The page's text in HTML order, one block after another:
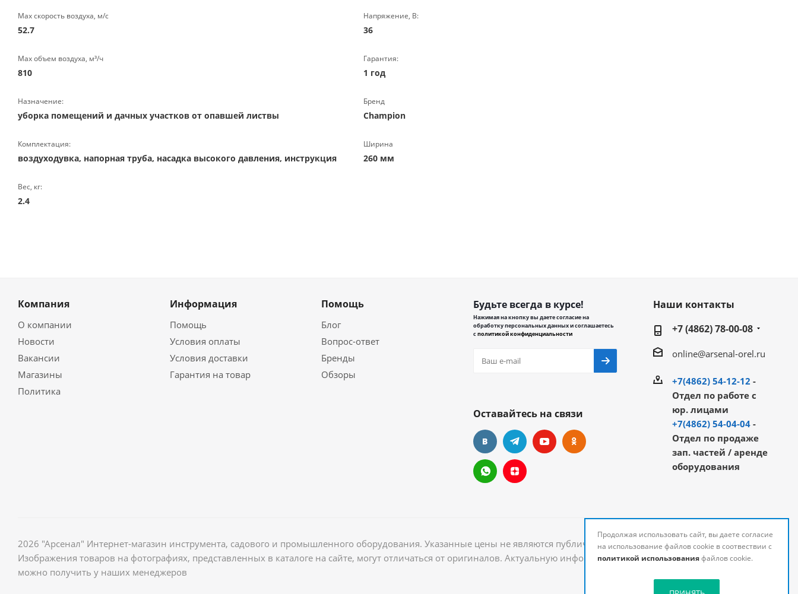
Max скорость воздуха, м/с
52.7
Напряжение, В:
36
Max объем воздуха, м³/ч
810
Гарантия:
1 год
Назначение:
уборка помещений и дачных участков от опавшей листвы
Бренд
Champion
Комплектация:
воздуходувка, напорная труба, насадка высокого давления, инструкция
Ширина
260 мм
Вес, кг:
2.4
Компания
О компании
Новости
Вакансии
Магазины
Политика
Информация
Помощь
Условия оплаты
Условия доставки
Гарантия на товар
Помощь
Блог
Вопрос-ответ
Бренды
Обзоры
Будьте всегда в курсе!
Нажимая на кнопку вы даете согласие на
обработку персональных данных и соглашаетесь
сполитикой конфиденциальности
Оставайтесь на связи
Наши контакты
+7 (4862) 78-00-08
online@arsenal-orel.ru
+7(4862) 54-12-12 -
Отдел по работе с
юр. лицами
+7(4862) 54-04-04-
Отдел по продаже
зап. частей / аренде
оборудования
2026 "Арсенал" Интернет-магазин инструмента, садового и промышленного оборудования. Указанные цены не являются публичной офертой и могут быть изменены.
Изображения товаров на фотографиях, представленных в каталоге на сайте, могут отличаться от оригиналов. Актуальную информацию о стоимости и наличии товаров
можно получить у наших менеджеров
Продолжая использовать сайт, вы даете согласие
на использование файлов cookie в соотвествии с
политикой использованияфайлов cookie.